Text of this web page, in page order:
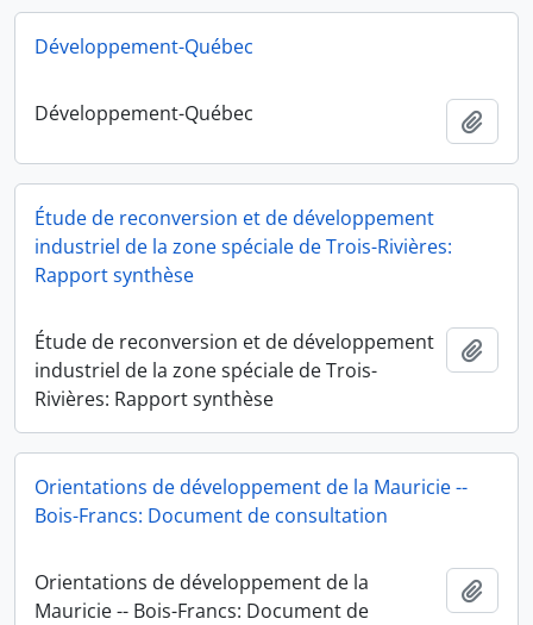
Développement-Québec
Développement-Québec
Étude de reconversion et de développement
industriel de la zone spéciale de Trois-Rivières:
Rapport synthèse
Étude de reconversion et de développement
industriel de la zone spéciale de Trois-
Rivières: Rapport synthèse
Orientations de développement de la Mauricie --
Bois-Francs: Document de consultation
Orientations de développement de la
Mauricie -- Bois-Francs: Document de